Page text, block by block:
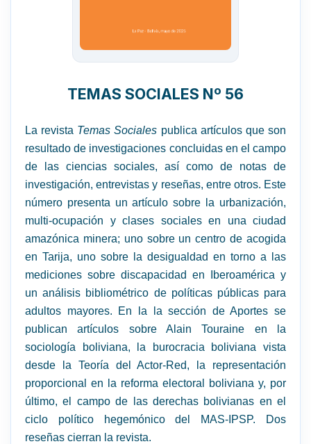
TEMAS SOCIALES Nº 56
La revista Temas Sociales publica artículos que son
resultado de investigaciones concluidas en el campo
de las ciencias sociales, así como de notas de
investigación, entrevistas y reseñas, entre otros. Este
número presenta un artículo sobre la urbanización,
multi-ocupación y clases sociales en una ciudad
amazónica minera; uno sobre un centro de acogida
en Tarija, uno sobre la desigualdad en torno a las
mediciones sobre discapacidad en Iberoamérica y
un análisis bibliométrico de políticas públicas para
adultos mayores. En la la sección de Aportes se
publican artículos sobre Alain Touraine en la
sociología boliviana, la burocracia boliviana vista
desde la Teoría del Actor-Red, la representación
proporcional en la reforma electoral boliviana y, por
último, el campo de las derechas bolivianas en el
ciclo político hegemónico del MAS-IPSP. Dos
reseñas cierran la revista.